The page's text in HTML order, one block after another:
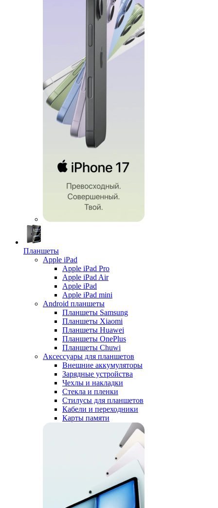
Планшеты
Apple iPad
Apple iPad Pro
Apple iPad Air
Apple iPad
Apple iPad mini
Android планшеты
Планшеты Samsung
Планшеты Xiaomi
Планшеты Huawei
Планшеты OnePlus
Планшеты Chuwi
Аксессуары для планшетов
Внешние аккумуляторы
Зарядные устройства
Чехлы и накладки
Стекла и пленки
Стилусы для планшетов
Кабели и переходники
Карты памяти